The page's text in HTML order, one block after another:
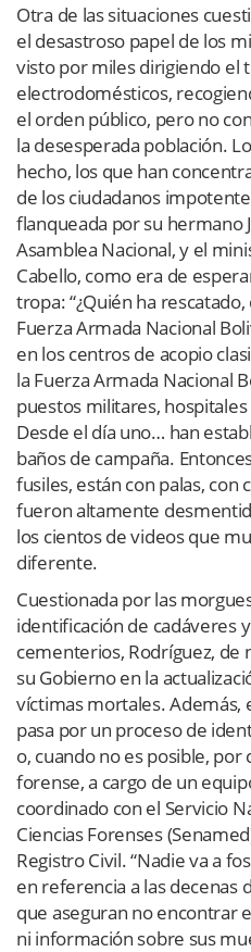
Otra de las situaciones
el desastroso papel de los
visto por miles dirigiendo el
electrodomésticos,
el orden público, pero no
la desesperada población.
hecho, los que han
de los ciudadanos
flanqueada por su hermano
Asamblea Nacional, y el
Cabello, como era de
tropa: “¿Quién ha
Fuerza Armada Nacional
en los centros de acopio
la Fuerza Armada Nacional
puestos militares,
Desde el día uno… han
baños de campaña.
fusiles, están con palas, con
fueron altamente
los cientos de videos que
diferente.
Cuestionada por las
identificación de cadáveres
cementerios, Rodríguez, de
su Gobierno en la
víctimas mortales. Además,
pasa por un proceso de
o, cuando no es posible,
forense, a cargo de un
coordinado con el Servicio
Ciencias Forenses
Registro Civil. “Nadie va a
en referencia a las decenas
que aseguran no encontrar
ni información sobre sus